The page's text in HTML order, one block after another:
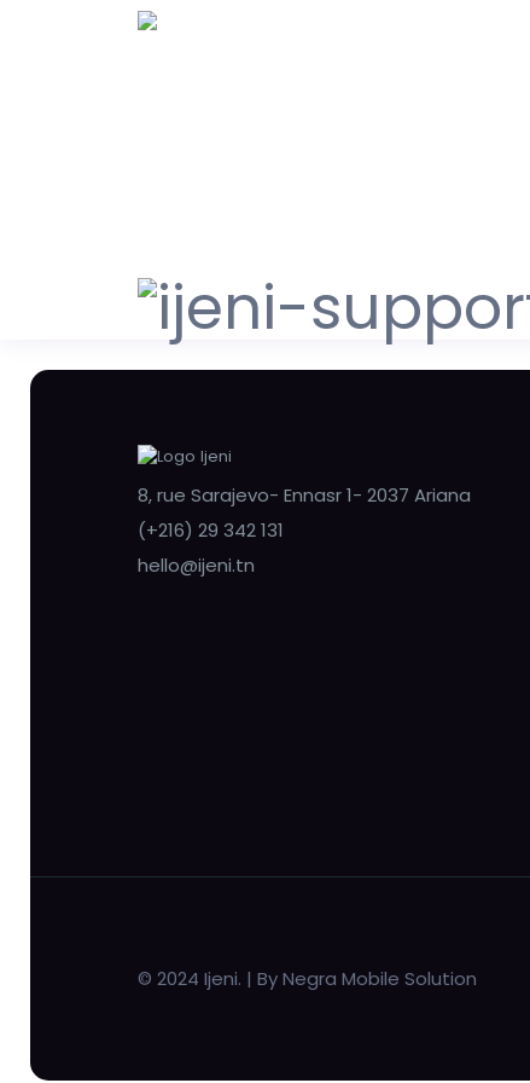
8, rue Sarajevo- Ennasr 1- 2037 Ariana
(+216) 29 342 131
hello@ijeni.tn
© 2024 Ijeni. | By Negra Mobile Solution